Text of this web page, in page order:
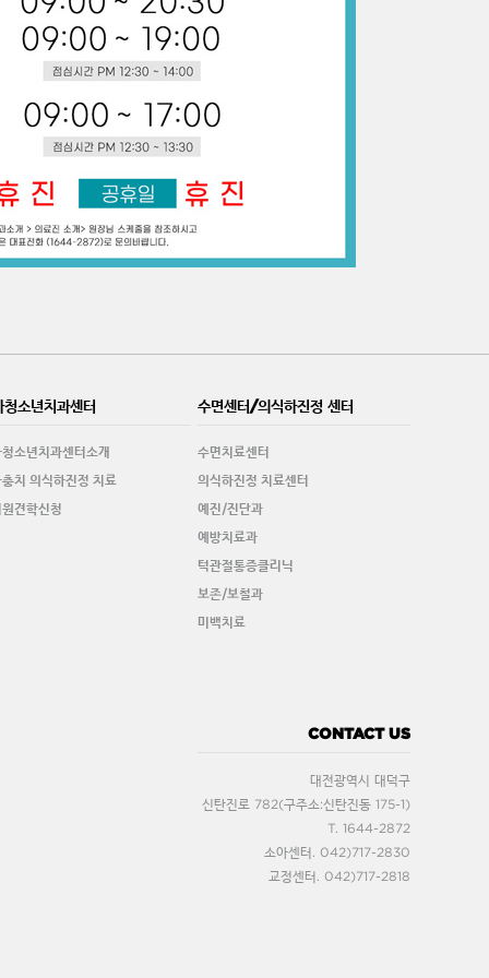
청소년치과센터
소년치과센터소개
치 의식하진정 치료
견학신청
수면센터/의식하진정 센터
수면치료센터
의식하진정 치료센터
예진/진단과
예방치료과
턱관절통증클리닉
보존/보철과
미백치료
CONTACT US
대전광역시 대덕구
신탄진로 782(구주소:신탄진동 175-1)
T. 1644-2872
소아센터. 042)717-2830
교정센터. 042)717-2818